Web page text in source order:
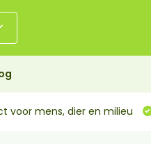
voor mens, dier en milieu